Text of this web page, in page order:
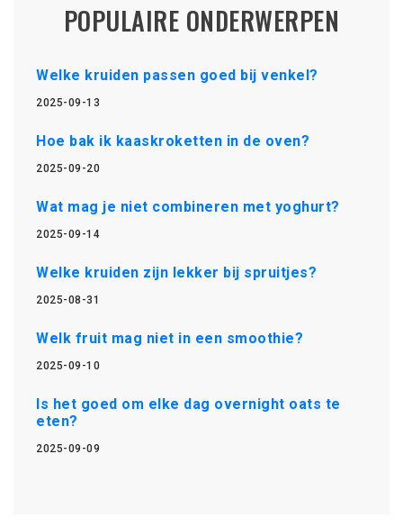
POPULAIRE ONDERWERPEN
Welke kruiden passen goed bij venkel?
2025-09-13
Hoe bak ik kaaskroketten in de oven?
2025-09-20
Wat mag je niet combineren met yoghurt?
2025-09-14
Welke kruiden zijn lekker bij spruitjes?
2025-08-31
Welk fruit mag niet in een smoothie?
2025-09-10
Is het goed om elke dag overnight oats te
eten?
2025-09-09